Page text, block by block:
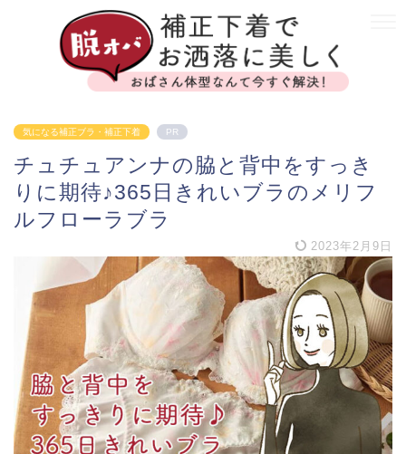
気になる補正ブラ・補正下着 PR
チュチュアンナの脇と背中をすっき
りに期待♪365日きれいブラのメリフ
ルフローラブラ
2023年2月9日